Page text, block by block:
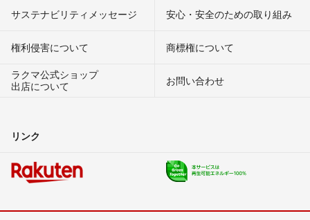
サステナビリティメッセージ 安心・安全のための取り組み
権利侵害について
商標権について
ラクマ公式ショップ
出店について
お問い合わせ
リンク